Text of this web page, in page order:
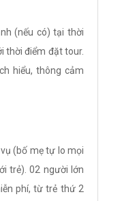
(nếu có) tại thời
thời điểm đặt tour.
hiểu, thông cảm
(bố mẹ tự lo mọi
trẻ). 02 người lớn
phí, từ trẻ thứ 2